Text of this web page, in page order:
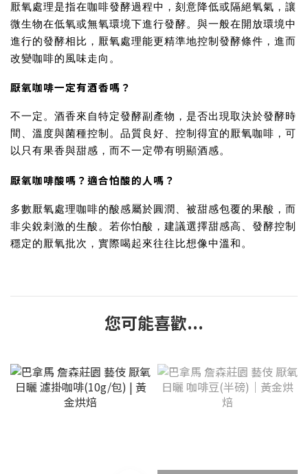
厭氧處理是指在咖啡發酵過程中，刻意降低或隔絕氧氣，讓
微生物在低氧或無氧環境下進行發酵。與一般在開放環境中
進行的發酵相比，厭氧處理能更精準地控制發酵條件，進而
改變咖啡的風味走向。
厭氧咖啡一定有酒香嗎？
不一定。酒香來自特定發酵副產物，是否出現取決於發酵時
間、溫度與菌種控制。品質良好、控制得宜的厭氧咖啡，可
以只有果香與甜感，而不一定帶有明顯酒感。
厭氧咖啡酸嗎？適合怕酸的人嗎？
多數厭氧處理咖啡的酸感屬於圓潤、被甜感包覆的果酸，而
非尖銳刺激的生酸。若你怕酸，建議選擇甜感高、發酵控制
穩定的厭氧批次，實際喝起來往往比想像中溫和。
您可能喜歡...